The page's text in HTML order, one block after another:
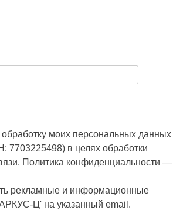
обработку моих персональных данных
в целях обработки
Политика конфиденциальности —
рекламные и информационные
Ц' на указанный email.